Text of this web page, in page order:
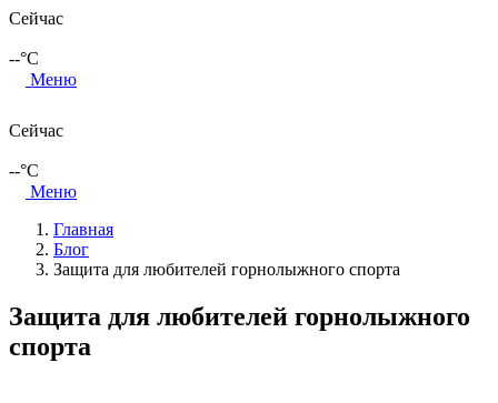
Сейчас
--°C
Меню
Сейчас
--°C
Меню
Главная
Блог
Защита для любителей горнолыжного спорта
Защита для любителей горнолыжного
спорта